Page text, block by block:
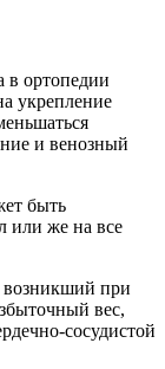
в ортопедии
укрепление
и венозный
быть
или же на все
возникший при
вес,
сосудистой